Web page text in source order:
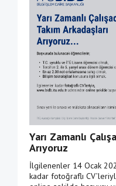
Yarı Zamanlı
Arıyoruz
İlgilenenler 14 Ocak
kadar fotoğraflı